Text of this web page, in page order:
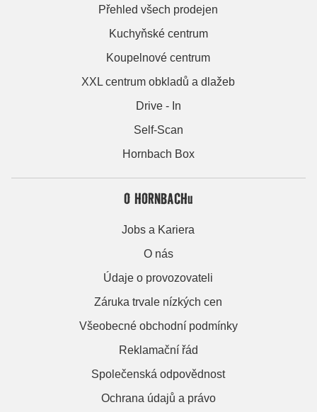
Přehled všech prodejen
Kuchyňské centrum
Koupelnové centrum
XXL centrum obkladů a dlažeb
Drive - In
Self-Scan
Hornbach Box
O HORNBACHu
Jobs a Kariera
O nás
Údaje o provozovateli
Záruka trvale nízkých cen
Všeobecné obchodní podmínky
Reklamační řád
Společenská odpovědnost
Ochrana údajů a právo